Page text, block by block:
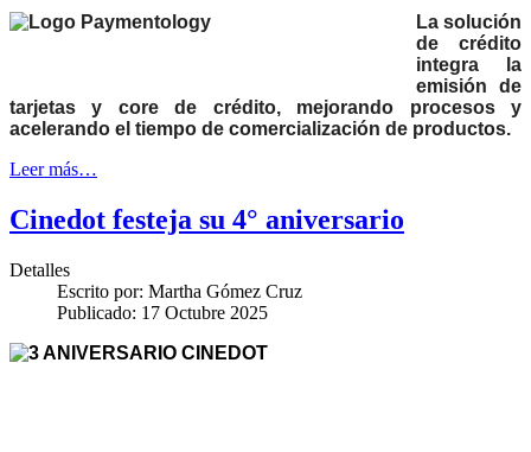
La solución
de crédito
integra la
emisión de
tarjetas y core de crédito, mejorando procesos y
acelerando el tiempo de comercialización de productos.
Leer más…
Cinedot festeja su 4° aniversario
Detalles
Escrito por: Martha Gómez Cruz
Publicado: 17 Octubre 2025